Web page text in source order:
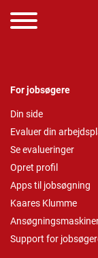
For jobsøgere
Din side
Evaluer din
Se evalueringer
Opret profil
Apps til jobsøgning
Kaares Klumme
Support for